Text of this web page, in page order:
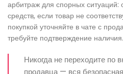
арбитраж для спорных ситуаций:
средств, если товар не
покупкой уточняйте в чате с
требуйте подтверждение наличия.
Никогда не переходите по